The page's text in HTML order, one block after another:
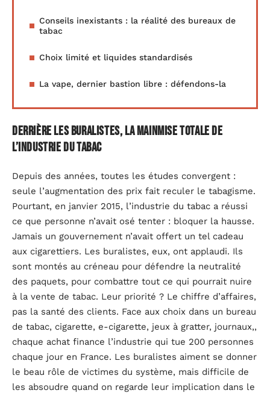
Conseils inexistants : la réalité des bureaux de
tabac
Choix limité et liquides standardisés
La vape, dernier bastion libre : défendons-la
Derrière les buralistes, la mainmise totale de
l’industrie du tabac
Depuis des années, toutes les études convergent :
seule l’augmentation des prix fait reculer le tabagisme.
Pourtant, en janvier 2015, l’industrie du tabac a réussi
ce que personne n’avait osé tenter : bloquer la hausse.
Jamais un gouvernement n’avait offert un tel cadeau
aux cigarettiers. Les buralistes, eux, ont applaudi. Ils
sont montés au créneau pour défendre la neutralité
des paquets, pour combattre tout ce qui pourrait nuire
à la vente de tabac. Leur priorité ? Le chiffre d’affaires,
pas la santé des clients. Face aux choix dans un bureau
de tabac, cigarette, e-cigarette, jeux à gratter, journaux,,
chaque achat finance l’industrie qui tue 200 personnes
chaque jour en France. Les buralistes aiment se donner
le beau rôle de victimes du système, mais difficile de
les absoudre quand on regarde leur implication dans le